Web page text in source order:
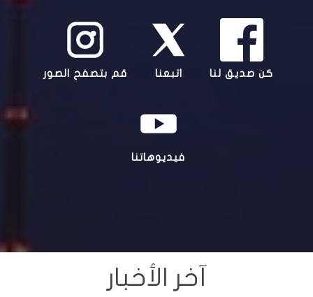
كن صديق لنا اتبعنا قم بتصفح الصور
فيديوهاتنا
آخر الأخبار